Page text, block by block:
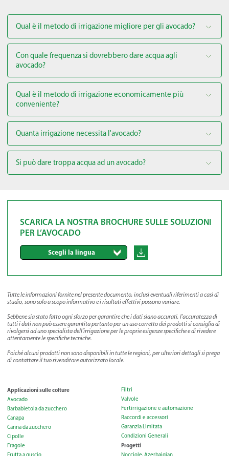
Qual è il metodo di irrigazione migliore per gli avocado?
Con quale frequenza si dovrebbero dare acqua agli
avocado?
Qual è il metodo di irrigazione economicamente più
conveniente?
Quanta irrigazione necessita l'avocado?
Si può dare troppa acqua ad un avocado?
SCARICA LA NOSTRA BROCHURE SULLE SOLUZIONI
PER L’AVOCADO
Scegli la lingua
Tutte le informazioni fornite nel presente documento, inclusi eventuali riferimenti a casi di
studio, sono solo a scopo informativo e i risultati effettivi possono variare.
Sebbene sia stato fatto ogni sforzo per garantire che i dati siano accurati, l’accuratezza di
tutti i dati non può essere garantita pertanto per un uso corretto dei prodotti si consiglia di
rivolgersi ad uno specialista dell’irrigazione per le proprie esigenze specifiche e di rivedere
attentamente le specifiche tecniche.
Poiché alcuni prodotti non sono disponibili in tutte le regioni, per ulteriori dettagli si prega
di contattare il tuo rivenditore autorizzato locale.
Applicazioni sulle colture
Avocado
Barbabietola da zucchero
Canapa
Canna da zucchero
Cipolle
Fragole
Filtri
Valvole
Fertirrigazione e automazione
Raccordi e accessori
Garanzia Limitata
Condizioni Generali
Progetti